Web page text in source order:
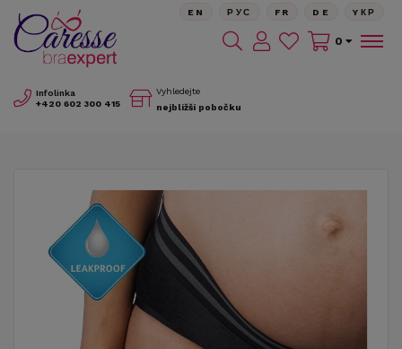
Infolinka
+420 602 300 415
Vyhledejte
nejbližší pobočku
EN РУС FR DE YКР
0